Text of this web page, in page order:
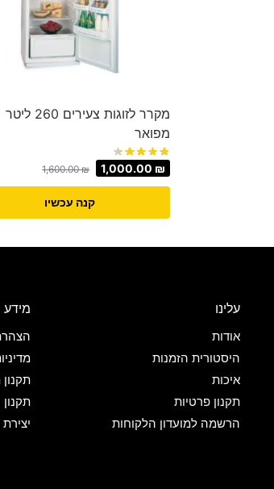
מקרר לזוגות צעירים ‏260 ‏ליטר
מפואר
1,600.00₪ 1,000.00 ₪
קנה עכשיו
עלינו
אודות
היסטורית הזמנות
איכות
תקנון פרטיות
הרשמה למועדון הלקוחות
מידע